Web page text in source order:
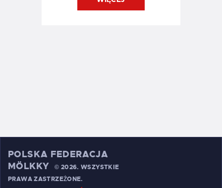
POLSKA FEDERACJA
MÖLKKY
© 2026. WSZYSTKIE
PRAWA ZASTRZEŻONE.